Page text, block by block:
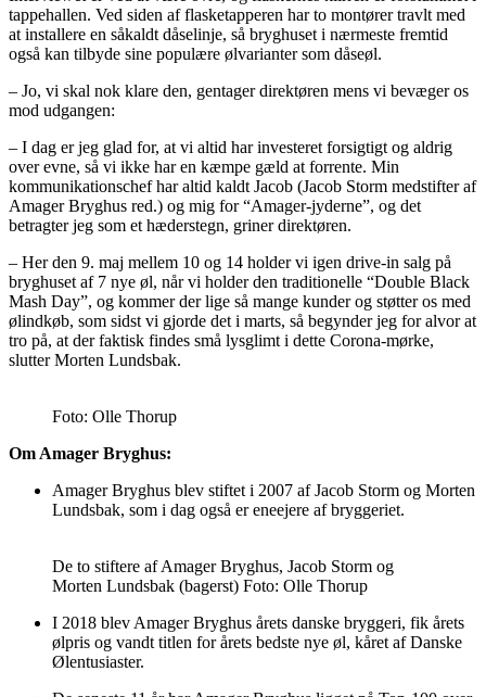
tappehallen. Ved siden af flasketapperen har to montører travlt med
at installere en såkaldt dåselinje, så bryghuset i nærmeste fremtid
også kan tilbyde sine populære ølvarianter som dåseøl.
– Jo, vi skal nok klare den, gentager direktøren mens vi bevæger os
mod udgangen:
– I dag er jeg glad for, at vi altid har investeret forsigtigt og aldrig
over evne, så vi ikke har en kæmpe gæld at forrente. Min
kommunikationschef har altid kaldt Jacob (Jacob Storm medstifter af
Amager Bryghus red.) og mig for “Amager-jyderne”, og det
betragter jeg som et hæderstegn, griner direktøren.
– Her den 9. maj mellem 10 og 14 holder vi igen drive-in salg på
bryghuset af 7 nye øl, når vi holder den traditionelle “Double Black
Mash Day”, og kommer der lige så mange kunder og støtter os med
ølindkøb, som sidst vi gjorde det i marts, så begynder jeg for alvor at
tro på, at der faktisk findes små lysglimt i dette Corona-mørke,
slutter Morten Lundsbak.
Foto: Olle Thorup
Om Amager Bryghus:
Amager Bryghus blev stiftet i 2007 af Jacob Storm og Morten
Lundsbak, som i dag også er eneejere af bryggeriet.
De to stiftere af Amager Bryghus, Jacob Storm og
Morten Lundsbak (bagerst) Foto: Olle Thorup
I 2018 blev Amager Bryghus årets danske bryggeri, fik årets
ølpris og vandt titlen for årets bedste nye øl, kåret af Danske
Ølentusiaster.